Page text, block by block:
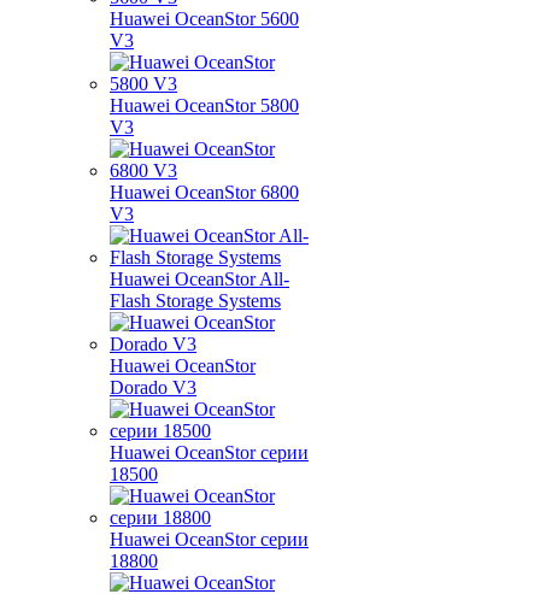
Huawei OceanStor 5600
V3
Huawei OceanStor 5800
V3
Huawei OceanStor 6800
V3
Huawei OceanStor All-
Flash Storage Systems
Huawei OceanStor
Dorado V3
Huawei OceanStor серии
18500
Huawei OceanStor серии
18800